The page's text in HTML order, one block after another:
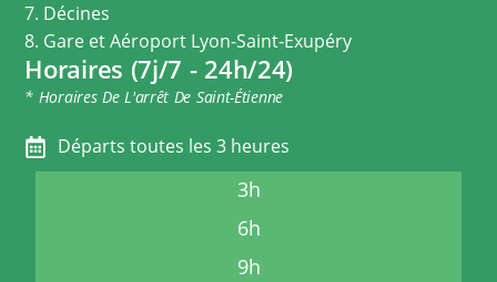
7. Décines
8. Gare et Aéroport Lyon-Saint-Exupéry
Horaires (7j/7 - 24h/24)
* Horaires De L'arrêt De Saint-Étienne
Départs toutes les 3 heures
3h
6h
9h